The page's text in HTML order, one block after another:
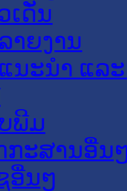
ເດັ່ນ
າຍງານ
ນະນໍາ ແລ
ພີມ
ກະສານອື່ນ
ອື່ນໆ